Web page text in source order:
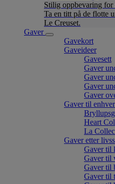
Stilig oppbevaring
Ta en titt på de flotte
Le Creuset.
Gaver
Gavekort
Gaveideer
Gavesett
Gaver
Gaver
Gaver
Gaver
Gaver til
Heart
La
Gaver etter
Gaver til
Gaver til
Gaver til
Gaver til